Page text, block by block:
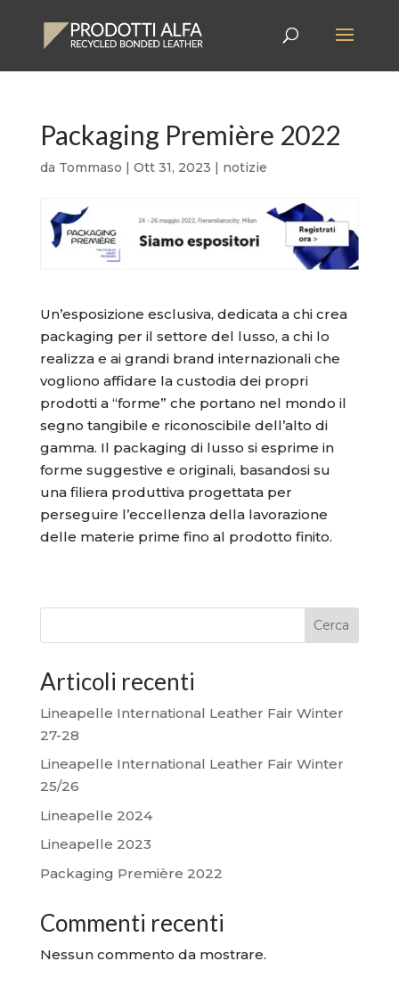
Packaging Première 2022
da Tommaso | Ott 31, 2023 | notizie
Un’esposizione esclusiva, dedicata a chi crea
packaging per il settore del lusso, a chi lo
realizza e ai grandi brand internazionali che
vogliono affidare la custodia dei propri
prodotti a “forme” che portano nel mondo il
segno tangibile e riconoscibile dell’alto di
gamma. Il packaging di lusso si esprime in
forme suggestive e originali, basandosi su
una filiera produttiva progettata per
perseguire l’eccellenza della lavorazione
delle materie prime fino al prodotto finito.
Cerca
Articoli recenti
Lineapelle International Leather Fair Winter
27-28
Lineapelle International Leather Fair Winter
25/26
Lineapelle 2024
Lineapelle 2023
Packaging Première 2022
Commenti recenti
Nessun commento da mostrare.